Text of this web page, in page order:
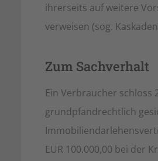
ihrerseits auf weitere
verweisen (sog.
Zum Sachverhalt
Ein Verbraucher schloss
grundpfandrechtlich
EUR 100.000,00 bei der